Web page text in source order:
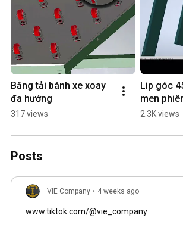
Băng tải bánh xe xoay
đa hướng
317 views
Lip góc
men
2.3K views
Posts
VIE Company • 4 weeks ago
www.tiktok.com/@vie_company